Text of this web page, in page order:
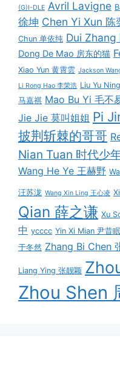
(G)I-DLE Avril Lavigne
徐坤 Chen Yi Xun 陈
Chun 单依纯 Dui Zhang
Dong De Mao 房东的猫
Xiao Yun 黄霄雲 Jackson
Li Rong Hao 李荣浩 Liu Yu
马嘉祺 Mao Bu Yi 毛不
Jie Jie 莫叫姐姐 Pi
披荆斩棘的哥哥
Nian Tuan 时代少
Wang He Ye 王赫野
汪苏泷 Wang Xin Ling 王心凌
Qian 薛之谦 Xu
中 ycccc Yin Xi Mian 尹昔眠
于冬然 Zhang Bi Chen
Liang Ying 张靓颖
Zhou Shen